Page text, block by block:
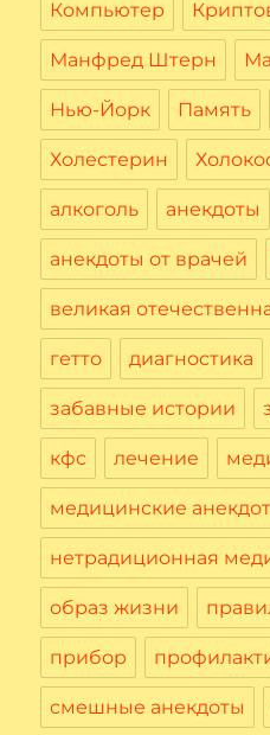
Компьютер
Манфред Штерн
Нью-Йорк Память
Холестерин
алкоголь анекдоты
анекдоты от врачей
великая
гетто диагностика
забавные истории
кфс лечение
медицинские
нетрадиционная
образ жизни
прибор
смешные анекдоты